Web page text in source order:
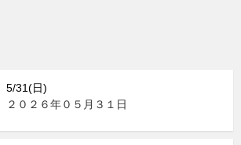
5/31(日)
２０２６年０５月３１日